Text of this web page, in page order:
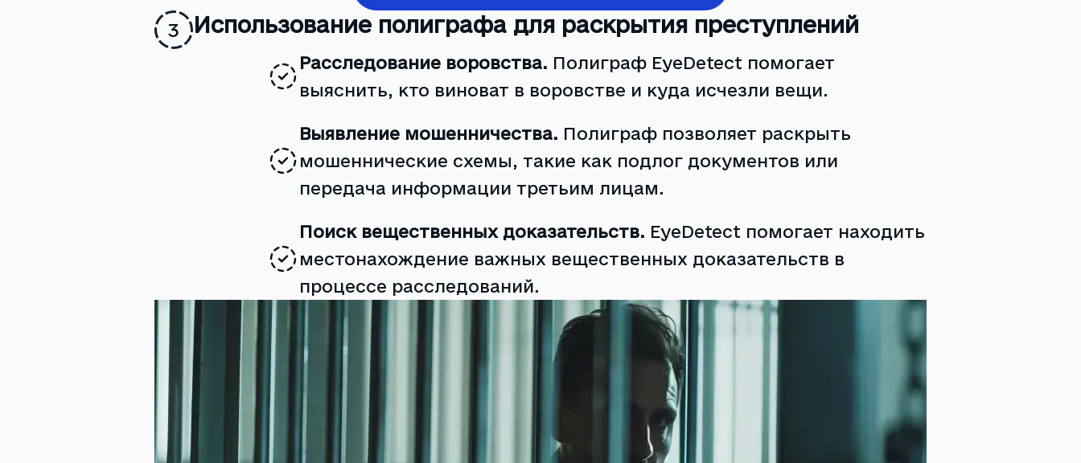
3 Использование полиграфа для раскрытия преступлений
Расследование воровства. Полиграф EyeDetect помогает
выяснить, кто виноват в воровстве и куда исчезли вещи.
Выявление мошенничества. Полиграф позволяет раскрыть
мошеннические схемы, такие как подлог документов или
передача информации третьим лицам.
Поиск вещественных доказательств. EyeDetect помогает находить
местонахождение важных вещественных доказательств в
процессе расследований.